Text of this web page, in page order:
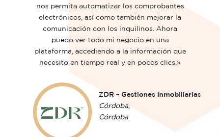
nos permita automatizar los comprobantes
electrónicos, así como también mejorar la
comunicación con los inquilinos. Ahora
puedo ver todo mi negocio en una
plataforma, accediendo a la información que
necesito en tiempo real y en pocos clics.»
ZDR – Gestiones Inmobiliarias
Córdoba,
Córdoba